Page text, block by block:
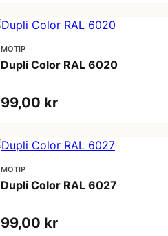
MOTIP
Dupli Color RAL 6020
99,00 kr
MOTIP
Dupli Color RAL 6027
99,00 kr